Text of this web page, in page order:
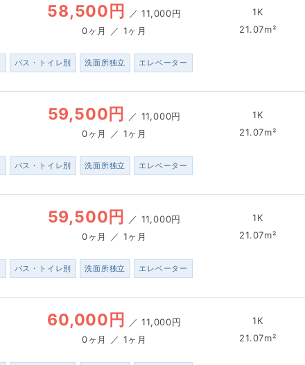
58,500円 ／11,000円
0ヶ月 ／ 1ヶ月
1K
21.07m²
バス・トイレ別 洗面所独立 エレベーター
59,500円 ／ 11,000円
0ヶ月 ／ 1ヶ月
1K
21.07m²
バス・トイレ別 洗面所独立 エレベーター
59,500円 ／ 11,000円
0ヶ月 ／ 1ヶ月
1K
21.07m²
バス・トイレ別 洗面所独立 エレベーター
60,000円 ／11,000円
0ヶ月 ／ 1ヶ月
1K
21.07m²